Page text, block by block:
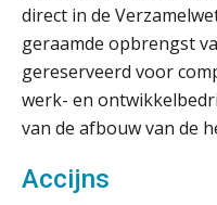
direct in de
geraamde opbrengst
gereserveerd voor
werk- en
van de afbouw van de
Accijns